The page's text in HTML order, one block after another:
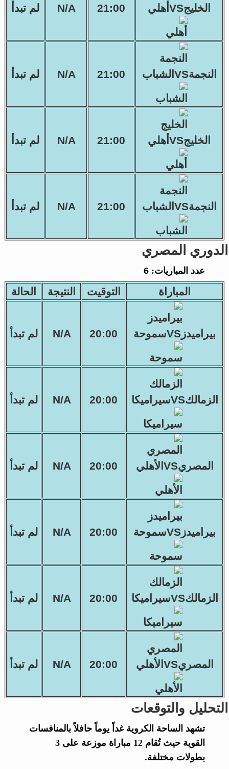
الخليجVSأهلي 21:00
N/A لم تبدأ
النجمةVSالشباب 21:00
N/A لم تبدأ
الخليجVSأهلي 21:00
N/A لم تبدأ
النجمةVSالشباب 21:00
N/A لم تبدأ
الدوري المصري
عدد المباريات:6
المباراة التوقيت النتيجة الحالة
بيراميدزVSسموحة 20:00
N/A لم تبدأ
الزمالكVSسيراميكا 20:00
N/A لم تبدأ
المصريVSالأهلي 20:00
N/A لم تبدأ
بيراميدزVSسموحة 20:00
N/A لم تبدأ
الزمالكVSسيراميكا 20:00
N/A لم تبدأ
المصريVSالأهلي 20:00
N/A لم تبدأ
التحليل والتوقعات
تشهد الساحة الكروية غداً يوماً حافلاً بالمنافسات
القوية حيث تُقام 12 مباراة موزعة على 3
بطولات مختلفة.